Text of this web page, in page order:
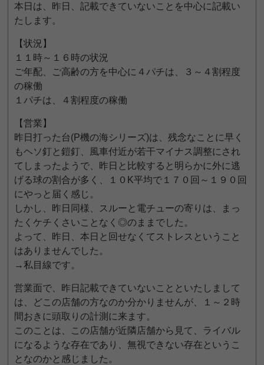
本日は、昨日、記載できていないことを中心に記載い
たします。
【状況】
１１時～１６時の状況
ご年配、ご高齢の方を中心に４パチは、３～４割程度
の稼働
１パチは、４割程度の稼働
【営業】
昨日打った台(P機の海シリーズ)は、残念なことに早く
もヘソ釘と鎧釘、風車付近が若干マイナス調整にされ
てしまったようで、昨日と比較すると明らかに外に逃
げる球の割合が多く、１０K平均で１７０回～１９０回
にやっと届く感じ。
しかし、昨日同様、スルーと電チューの寄りは、まっ
たくケチくさいことなく◎のままでした。
よって、昨日、本日と回せなくてストレスということ
はありませんでした。
→私目線です。
営業面で、昨日記載できていないことといたしまして
は、どこの店舗の方なのか分かりませんが、１～２時
間おきに頭取りの計測に来ます。
このことは、この店舗が近隣店舗から見て、ライバル
になるような存在であり、無視できない存在というこ
となのかと感じました。